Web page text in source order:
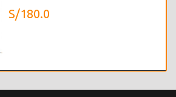
S/180.0